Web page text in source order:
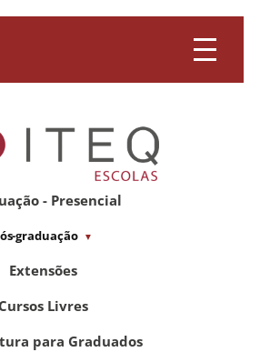
- Presencial
graduação
Extensões
Cursos Livres
para Graduados